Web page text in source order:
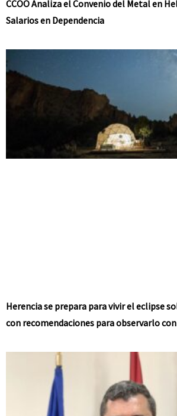
CCOO Analiza el Convenio del Metal en
Salarios en Dependencia
Herencia se prepara para vivir el eclipse
con recomendaciones para observarlo